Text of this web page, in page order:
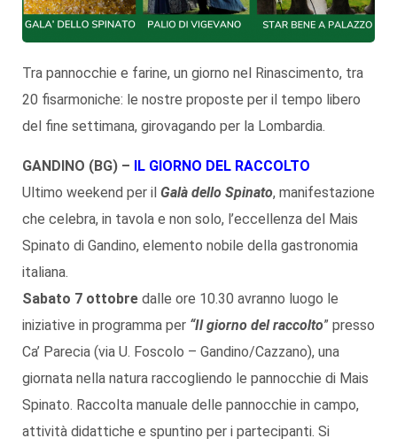
Tra pannocchie e farine, un giorno nel Rinascimento, tra
20 fisarmoniche: le nostre proposte per il tempo libero
del fine settimana, girovagando per la Lombardia.
GANDINO (BG) – IL GIORNO DEL RACCOLTO
Ultimo weekend per il Galà dello Spinato, manifestazione
che celebra, in tavola e non solo, l’eccellenza del Mais
Spinato di Gandino, elemento nobile della gastronomia
italiana.
Sabato 7 ottobre dalle ore 10.30 avranno luogo le
iniziative in programma per “Il giorno del raccolto” presso
Ca’ Parecia (via U. Foscolo – Gandino/Cazzano), una
giornata nella natura raccogliendo le pannocchie di Mais
Spinato. Raccolta manuale delle pannocchie in campo,
attività didattiche e spuntino per i partecipanti. Si